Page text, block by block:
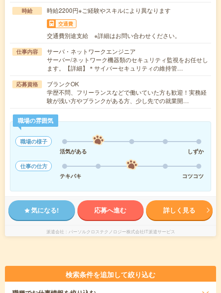
時給 時給2200円※ご経験やスキルにより異なります
交通費
交通費別途支給 ※詳細はお問い合わせください。
仕事内容
サーバ・ネットワークエンジニア
サーバー/ネットワーク機器類のセキュリティ監視をお任せし
ます。【詳細】＊サイバーセキュリティの維持管…
応募資格
ブランクOK
学歴不問、フリーランスなどで働いていた方も歓迎！実務経
験が浅い方やブランクがある方、少し先での就業開…
職場の雰囲気
職場の様子
活気がある
しずか
仕事の仕方
テキパキ
コツコツ
気になる! 応募へ進む 詳しく見る
派遣会社 パーソルクロステクノロジー株式会社IT派遣サービス
検索条件を追加して絞り込む